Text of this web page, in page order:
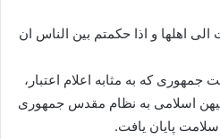
الی اهلها و اذا حکمتم بین الناس ان
جمهوری که به مثابه اعلام اعتبار،
اسلامی به نظام مقدس جمهوری
پایان یافت.